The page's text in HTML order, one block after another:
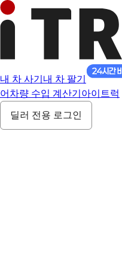
내 차 사기 내 차 팔기
어 차량 수입 계산기 아이트럭
딜러 전용 로그인